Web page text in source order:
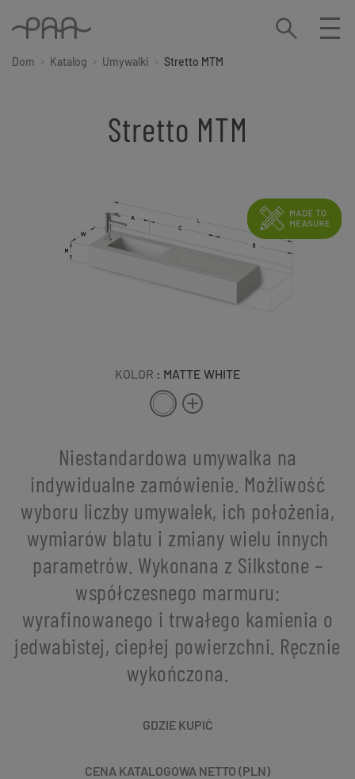
Dom Katalog Umywalki Stretto MTM
Stretto MTM
KOLOR : MATTE WHITE
Niestandardowa umywalka na
indywidualne zamówienie. Możliwość
wyboru liczby umywalek, ich położenia,
wymiarów blatu i zmiany wielu innych
parametrów. Wykonana z Silkstone –
współczesnego marmuru:
wyrafinowanego i trwałego kamienia o
jedwabistej, ciepłej powierzchni. Ręcznie
wykończona.
GDZIE KUPIĆ
CENA KATALOGOWA NETTO (PLN)